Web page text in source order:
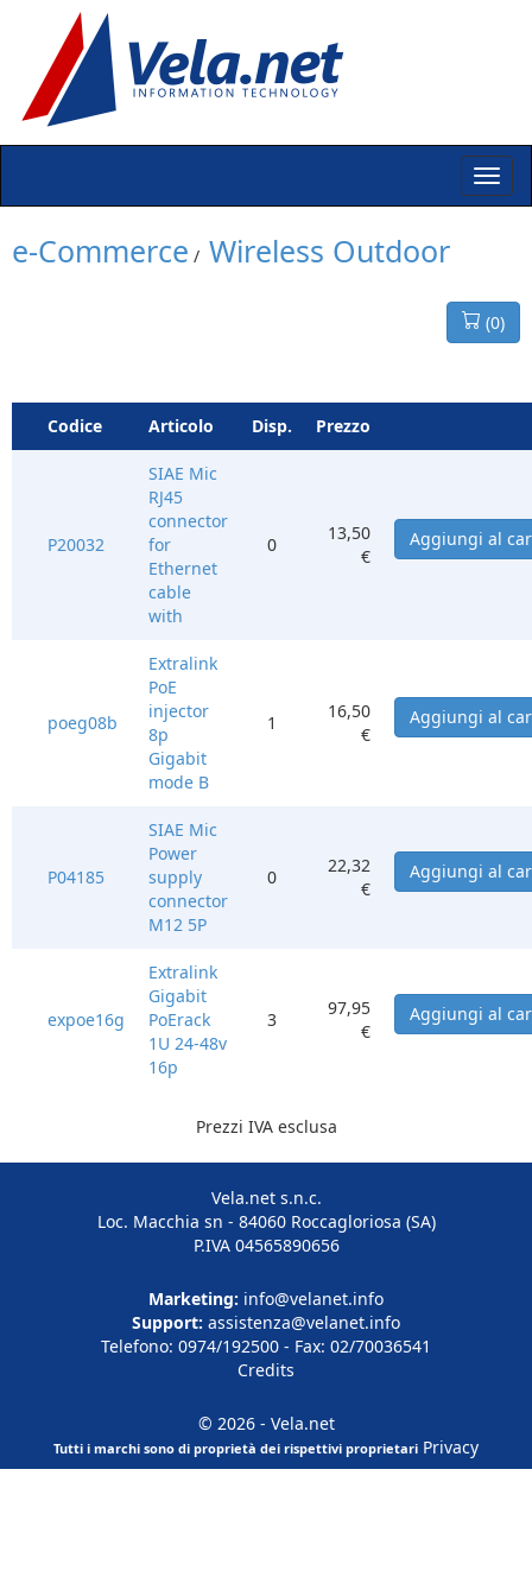
e-Commerce / Wireless Outdoor
(0)
Codice Articolo Disp. Prezzo
P20032
SIAE Mic
RJ45
connector
for
Ethernet
cable
with
0
13,50
€
poeg08b
Extralink
PoE
injector
8p
Gigabit
mode B
1
16,50
€
P04185
SIAE Mic
Power
supply
connector
M12 5P
0
22,32
€
expoe16g
Extralink
Gigabit
PoErack
1U 24-48v
16p
3
97,95
€
Prezzi IVA esclusa
Vela.net s.n.c.
Loc. Macchia sn - 84060 Roccagloriosa (SA)
P.IVA 04565890656
Marketing: info@velanet.info
Support: assistenza@velanet.info
Telefono: 0974/192500 - Fax: 02/70036541
Credits
© 2026 - Vela.net
Tutti i marchi sono di proprietà dei rispettivi proprietari Privacy